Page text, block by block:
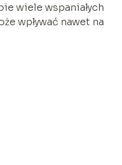
wiele wspaniałych
wpływać nawet na